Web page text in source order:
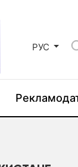
РУС